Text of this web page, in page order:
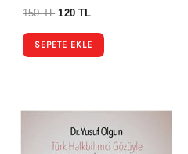
150TL 120TL
SEPETE EKLE